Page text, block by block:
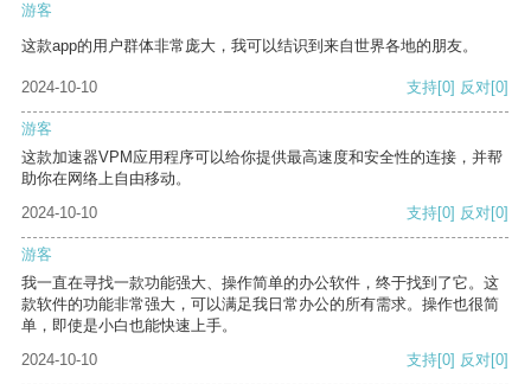
游客
这款app的用户群体非常庞大，我可以结识到来自世界各地的朋友。
2024-10-10 支持[0] 反对[0]
游客
这款加速器VPM应用程序可以给你提供最高速度和安全性的连接，并帮
助你在网络上自由移动。
2024-10-10
支持[0] 反对[0]
游客
我一直在寻找一款功能强大、操作简单的办公软件，终于找到了它。这
款软件的功能非常强大，可以满足我日常办公的所有需求。操作也很简
单，即使是小白也能快速上手。
2024-10-10
支持[0] 反对[0]